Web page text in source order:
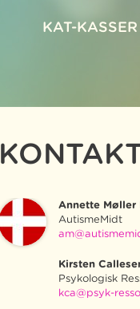
KAT-
Annette Møller
AutismeMidt
Kirsten
Psykologisk
kca@psyk-